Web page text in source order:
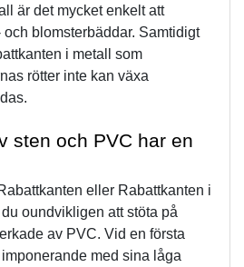
är det mycket enkelt att
blomsterbäddar. Samtidigt
i metall som
rötter inte kan växa
sten och PVC har en
eller Rabattkanten i
oundvikligen att stöta på
av PVC. Vid en första
med sina låga